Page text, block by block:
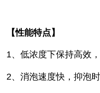
【性能特点】
1、低浓度下保持高效
2、消泡速度快，抑泡